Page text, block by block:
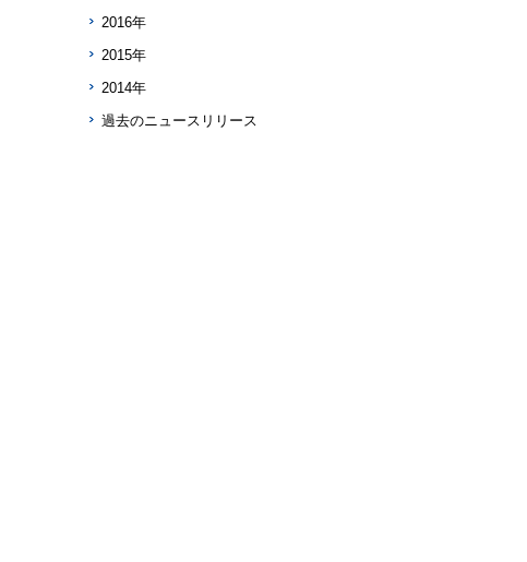
2016年
2015年
2014年
過去のニュースリリース